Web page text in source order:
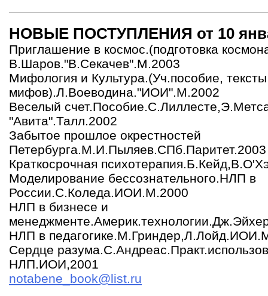
НОВЫЕ ПОСТУПЛЕНИЯ от 10
Приглашение в космос.(подготовка
В.Шаров."В.Секачев".М.2003
Мифология и Культура.(Уч.пособие, тексты
мифов).Л.Воеводина."ИОИ".М.2002
Веселый
"Авита".Талл.2002
Забытое прошлое окрестностей
Петербурга.М.И.Пыляев.СПб.Паритет.2003
Краткосрочная
Моделирование бессознательного.НЛП в
России.С.Коледа.ИОИ.М.2000
НЛП в бизнесе и
НЛП в
Сердце
НЛП.ИОИ,2001
notabene_book@list.ru